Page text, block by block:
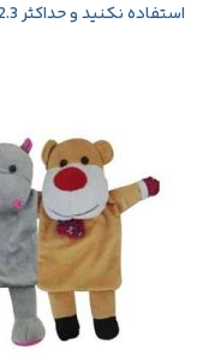
استفاده نکنید و حداکثر 2.3 ظرفیت را پر کنید.